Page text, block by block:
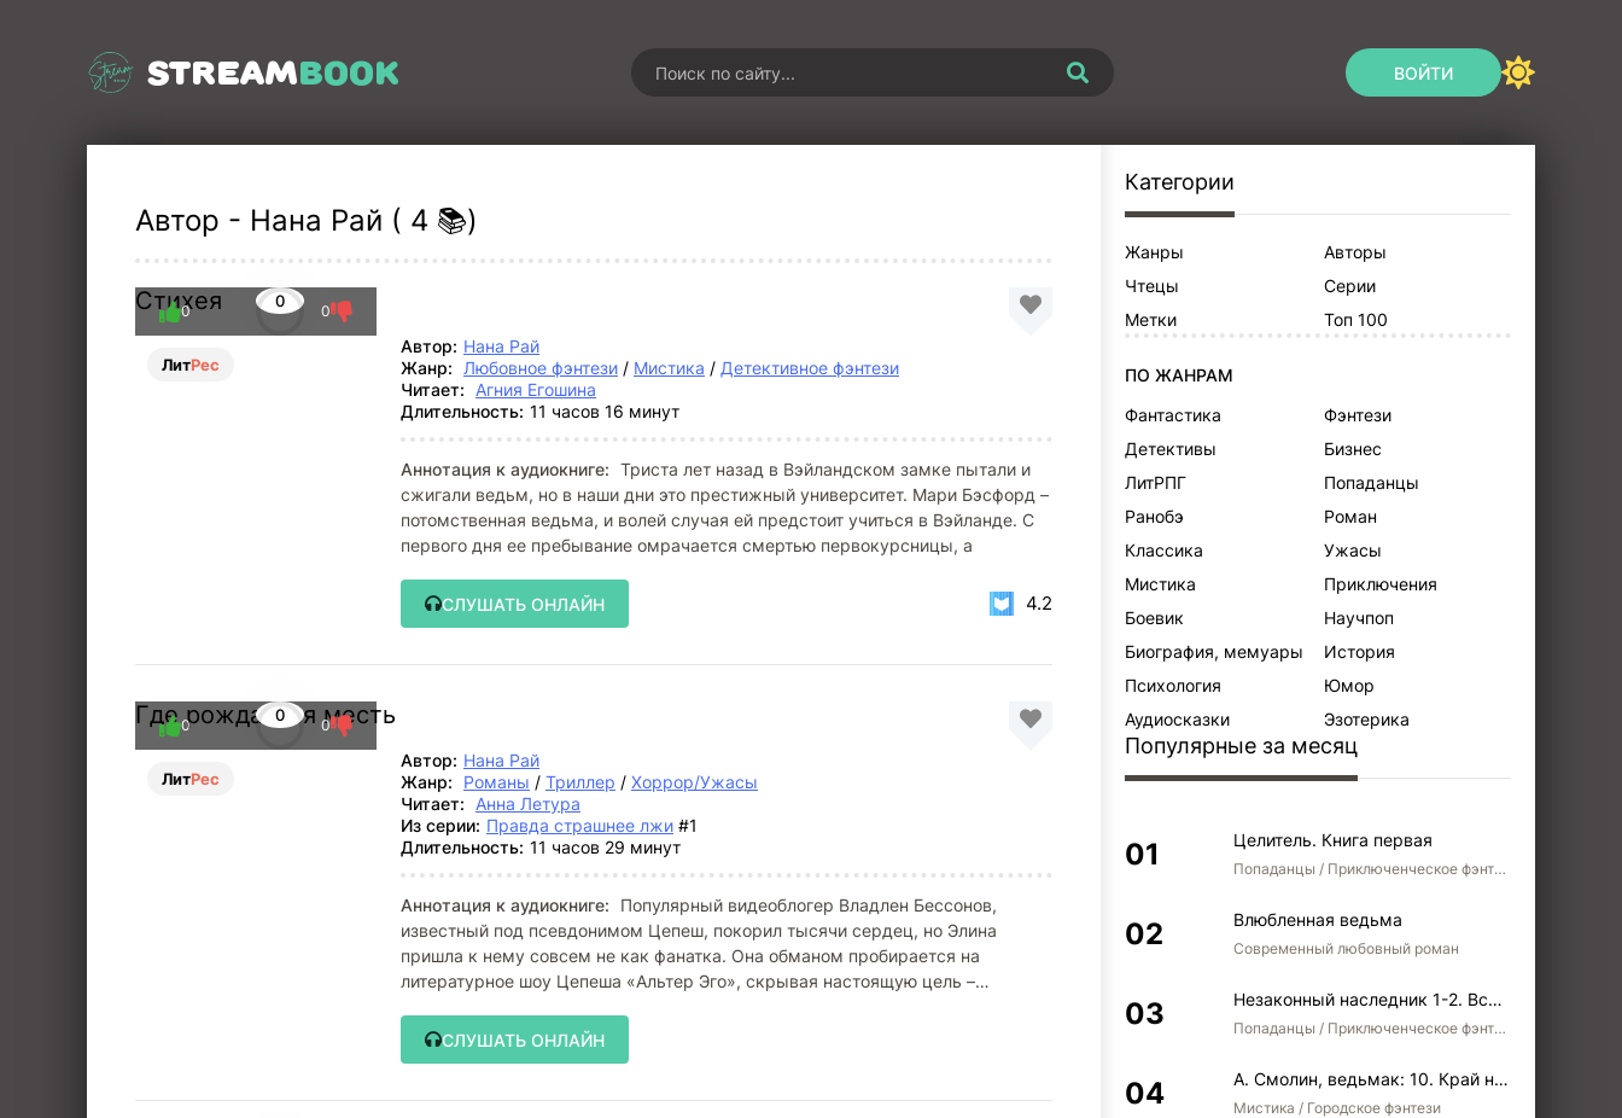
STREAMBOOK ВОЙТИ
Автор - Нана Рай ( 4 📚)
Стихея
ЛитРес
0
0 0
Автор: Нана Рай
Жанр:
Любовное фэнтези / Мистика / Детективное фэнтези
Читает:
Агния Егошина
Длительность: 11 часов 16 минут
Аннотация к аудиокниге: Триста лет назад в Вэйландском замке пытали и
сжигали ведьм, но в наши дни это престижный университет. Мари Бэсфорд –
потомственная ведьма, и волей случая ей предстоит учиться в Вэйланде. С
первого дня ее пребывание омрачается смертью первокурсницы, а
СЛУШАТЬ ОНЛАЙН 4.2
Где рождается месть
ЛитРес
0
0 0
Автор: Нана Рай
Жанр:
Романы / Триллер / Хоррор/Ужасы
Читает:
Анна Летура
Из серии: Правда страшнее лжи #1
Длительность: 11 часов 29 минут
Аннотация к аудиокниге:
Популярный видеоблогер Владлен Бессонов,
известный под псевдонимом Цепеш, покорил тысячи сердец, но Элина
пришла к нему совсем не как фанатка. Она обманом пробирается на
литературное шоу Цепеша «Альтер Эго», скрывая настоящую цель –
СЛУШАТЬ ОНЛАЙН
Категории
Жанры
Авторы
Чтецы
Серии
Метки
Топ 100
ПО ЖАНРАМ
Фантастика
Фэнтези
Детективы
Бизнес
ЛитРПГ
Попаданцы
Ранобэ
Роман
Классика
Ужасы
Мистика
Приключения
Боевик
Научпоп
Биография, мемуары
История
Психология
Юмор
Аудиосказки
Эзотерика
Популярные за месяц
Целитель. Книга первая
Попаданцы / Приключенческое фэнтези / Боевое фэнтези
Влюбленная ведьма
Современный любовный роман
Незаконный наследник 1-2. Вспомнить, кем был. Стать собой. Остаться собой
Попаданцы / Приключенческое фэнтези / Боевое фэнтези / Юмористическое фэнтези
А. Смолин, ведьмак: 10. Край неба
Мистика / Городское фэнтези